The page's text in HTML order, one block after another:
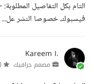
التام بكل التفاصيل
فيسبوك، خصوصا النشر عل...
Kareem I.
مصمم جرافيك